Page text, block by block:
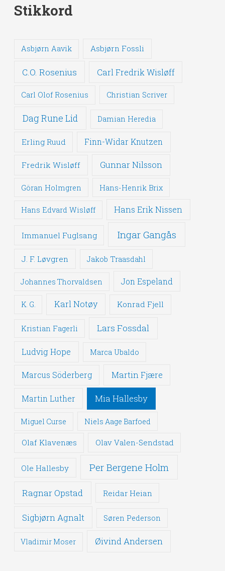
Stikkord
Asbjørn Aavik Asbjørn Fossli
C.O. Rosenius Carl Fredrik Wisløff
Carl Olof Rosenius Christian Scriver
Dag Rune Lid Damian Heredia
Erling Ruud Finn-Widar Knutzen
Fredrik Wisløff Gunnar Nilsson
Göran Holmgren Hans-Henrik Brix
Hans Edvard Wisløff Hans Erik Nissen
Immanuel Fuglsang Ingar Gangås
J. F. Løvgren Jakob Traasdahl
Johannes Thorvaldsen Jon Espeland
K. G. Karl Notøy Konrad Fjell
Kristian Fagerli Lars Fossdal
Ludvig Hope Marca Ubaldo
Marcus Söderberg Martin Fjære
Martin Luther Mia Hallesby
Miguel Curse Niels Aage Barfoed
Olaf Klavenæs Olav Valen-Sendstad
Ole Hallesby Per Bergene Holm
Ragnar Opstad Reidar Heian
Sigbjørn Agnalt Søren Pederson
Vladimir Moser Øivind Andersen